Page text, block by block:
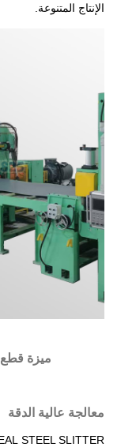
الإنتاج المتنوعة.
ميزة قطع
معالجة عالية الدقة